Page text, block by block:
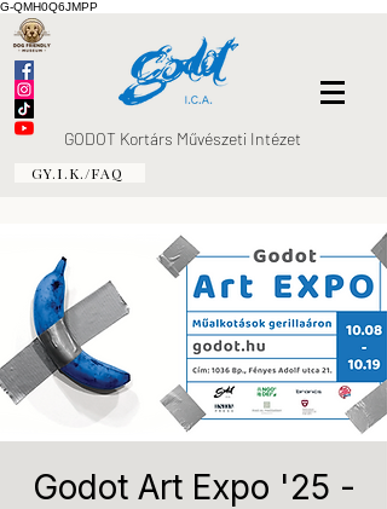
G-QMH0Q6JMPP
GODOT Kortárs Művészeti Intézet
GY.I.K./FAQ
Godot Art Expo '25 -